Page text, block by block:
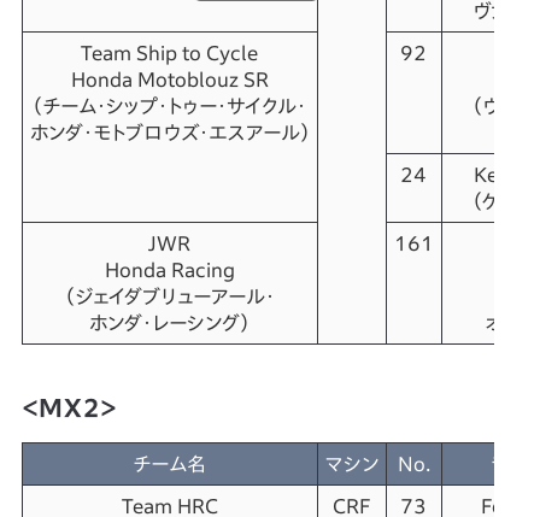
ヴァン・
Team Ship to Cycle
Honda Motoblouz SR
（チーム・シップ・トゥー・サイクル・
ホンダ・モトブロウズ・エスアール）
92
（ヴァレ
24
Kevin
（ケビン
JWR
Honda Racing
（ジェイダブリューアール・
ホンダ・レーシング）
161
オスト
＜MX2＞
チーム名 マシン No. ライ
Team HRC
CRF
73